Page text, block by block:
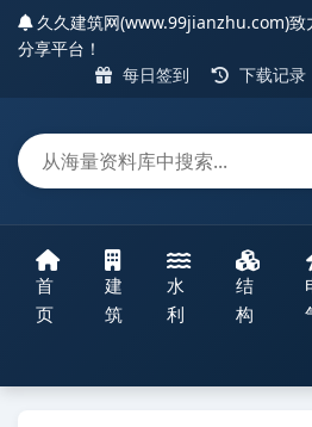
久久建筑网(www.99jianzhu.com)致
分享平台！
每日签到
下载记录
首
页
建
筑
水
利
结
构